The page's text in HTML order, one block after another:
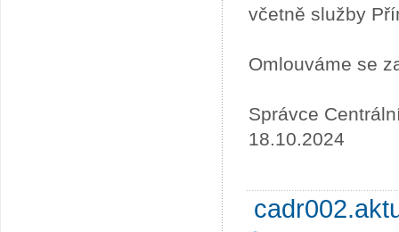
včetně služby
Omlouváme se
Správce
18.10.2024